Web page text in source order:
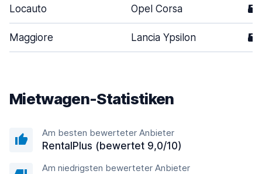
Locauto Opel Corsa 5
Maggiore Lancia Ypsilon 5
Mietwagen-Statistiken
Am besten bewerteter Anbieter
RentalPlus (bewertet 9,0/10)
Am niedrigsten bewerteter Anbieter